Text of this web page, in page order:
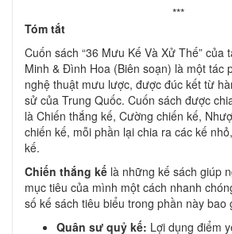
***
Tóm tắt
Cuốn sách “36 Mưu Kế Và Xử Thế” của
Minh & Đình Hoa (Biên soạn) là một tác
nghệ thuật mưu lược, được đúc kết từ
sử của Trung Quốc. Cuốn sách được
là Chiến thắng kế, Cường chiến kế,
chiến kế, mỗi phần lại chia ra các kế
kế.
Chiến thắng kế là những kế sách giúp
mục tiêu của mình một cách nhanh
số kế sách tiêu biểu trong phần này bao
Quân sư quỷ kế: Lợi dụng điểm